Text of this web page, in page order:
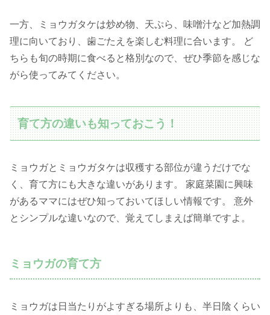
一方、ミョウガタケは炒め物、天ぷら、味噌汁など加熱調
理に向いており、歯ごたえを楽しむ料理に合います。 ど
ちらも旬の時期に食べると格別なので、ぜひ季節を感じな
がら使ってみてください。
育て方の違いも知っておこう！
ミョウガとミョウガタケは収穫する部位が違うだけでな
く、育て方にも大きな違いがあります。 家庭菜園に興味
があるママにはぜひ知っておいてほしい情報です。 意外
とシンプルな違いなので、覚えてしまえば簡単ですよ。
ミョウガの育て方
ミョウガは日当たりがよすぎる場所よりも、半日陰くらい